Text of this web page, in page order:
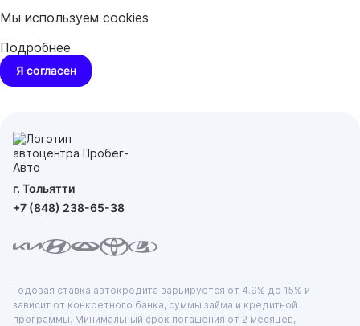
Мы используем cookies
Подробнее
Я согласен
г. Тольятти
+7 (848) 238-65-38
Годовая ставка автокредита варьируется от 4.9% до 15% и
зависит от конкретного банка, суммы займа и кредитной
программы. Минимальный срок погашения от 2 месяцев,